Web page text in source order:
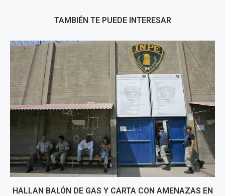
TAMBIÉN TE PUEDE INTERESAR
HALLAN BALÓN DE GAS Y CARTA CON AMENAZAS EN